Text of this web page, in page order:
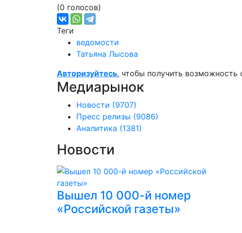
(0 голосов)
Теги
ведомости
Татьяна Лысова
Авторизуйтесь, чтобы получить возможность
Медиарынок
Новости (9707)
Пресс релизы (9086)
Аналитика (1381)
Новости
Вышел 10 000-й номер
«Российской газеты»